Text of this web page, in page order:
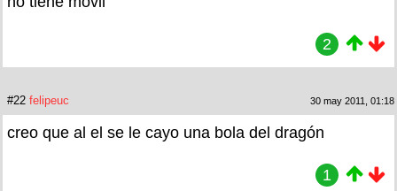
2
#22 felipeuc 30 may 2011, 01:18
creo que al el se le cayo una bola del dragón
1